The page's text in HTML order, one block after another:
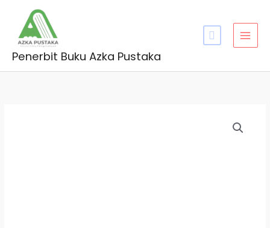
content
Penerbit Buku Azka Pustaka